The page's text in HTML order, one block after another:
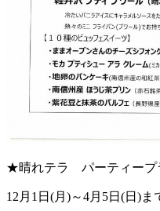
★晴れテラ パーティープ
12月1日(月)～4月5日(日)ま